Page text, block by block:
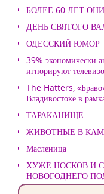
БОЛЕЕ 60 ЛЕТ
ДЕНЬ СВЯТОГО
ОДЕССКИЙ ЮМОР
39% экономически
игнорируют
The Hatters,
Владивостоке в
ТАРАКАНИЩЕ
ЖИВОТНЫЕ В
Масленица
ХУЖЕ НОСКОВ И
НОВОГОДНЕГО